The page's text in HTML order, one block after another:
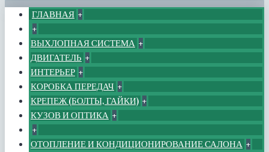
ГЛАВНАЯ +
+
ВЫХЛОПНАЯ СИСТЕМА +
ДВИГАТЕЛЬ +
ИНТЕРЬЕР +
КОРОБКА ПЕРЕДАЧ +
КРЕПЕЖ (БОЛТЫ, ГАЙКИ) +
КУЗОВ И ОПТИКА +
+
ОТОПЛЕНИЕ И КОНДИЦИОНИРОВАНИЕ САЛОНА +